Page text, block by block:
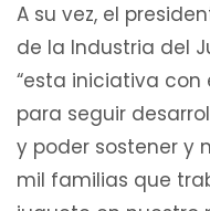
A su vez, el
de la Industria del
“esta iniciativa con
para seguir
y poder sostener y
mil familias que